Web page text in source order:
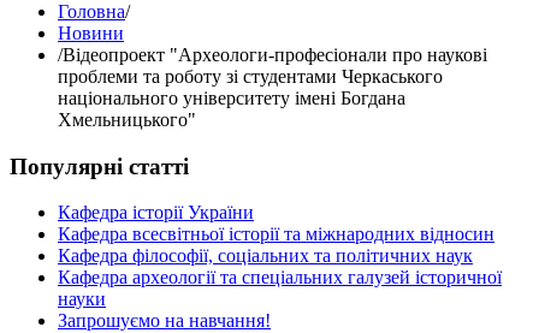
Головна/
Hовини
/Відеопроект "Археологи-професіонали про наукові
проблеми та роботу зі студентами Черкаського
національного університету імені Богдана
Хмельницького"
Популярні статті
Кафедра історії України
Кафедра всесвітньої історії та міжнародних відносин
Кафедра філософії, соціальних та політичних наук
Кафедра археології та спеціальних галузей історичної
науки
Запрошуємо на навчання!